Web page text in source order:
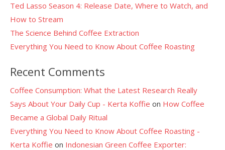
Ted Lasso Season 4: Release Date, Where to Watch, and
How to Stream
The Science Behind Coffee Extraction
Everything You Need to Know About Coffee Roasting
Recent Comments
Coffee Consumption: What the Latest Research Really
Says About Your Daily Cup - Kerta Koffie on How Coffee
Became a Global Daily Ritual
Everything You Need to Know About Coffee Roasting -
Kerta Koffie on Indonesian Green Coffee Exporter: